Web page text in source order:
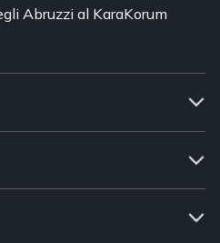
Abruzzi al KaraKorum